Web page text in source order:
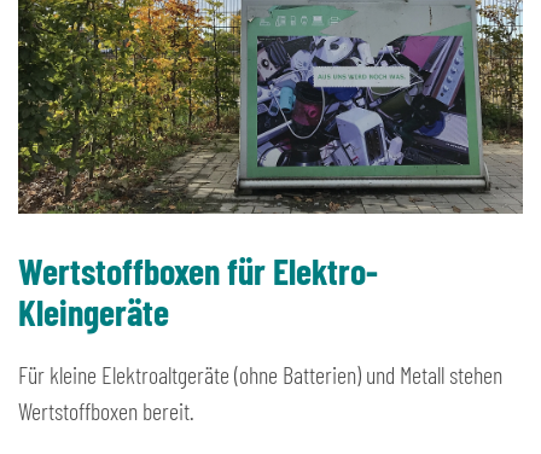
Wertstoffboxen für Elektro-
Kleingeräte
Für kleine Elektroaltgeräte (ohne Batterien) und Metall stehen
Wertstoffboxen bereit.